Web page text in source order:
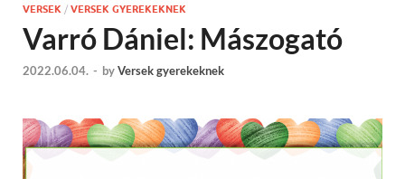
VERSEK / VERSEK GYEREKEKNEK
Varró Dániel: Mászogató
2022.06.04. - byVersek gyerekeknek